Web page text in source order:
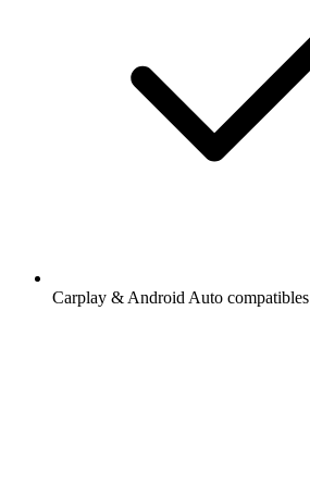
Carplay & Android Auto compatibles